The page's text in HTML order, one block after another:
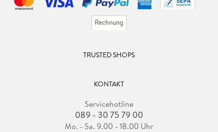
TRUSTED SHOPS
KONTAKT
Servicehotline
089 - 30 75 79 00
Mo. - Sa. 9.00 - 18.00 Uhr